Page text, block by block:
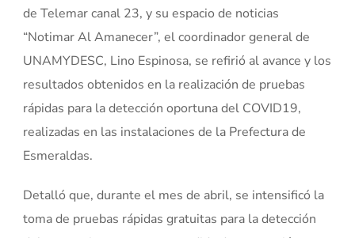
de Telemar canal 23, y su espacio de noticias
“Notimar Al Amanecer”, el coordinador general de
UNAMYDESC, Lino Espinosa, se refirió al avance y los
resultados obtenidos en la realización de pruebas
rápidas para la detección oportuna del COVID19,
realizadas en las instalaciones de la Prefectura de
Esmeraldas.
Detalló que, durante el mes de abril, se intensificó la
toma de pruebas rápidas gratuitas para la detección